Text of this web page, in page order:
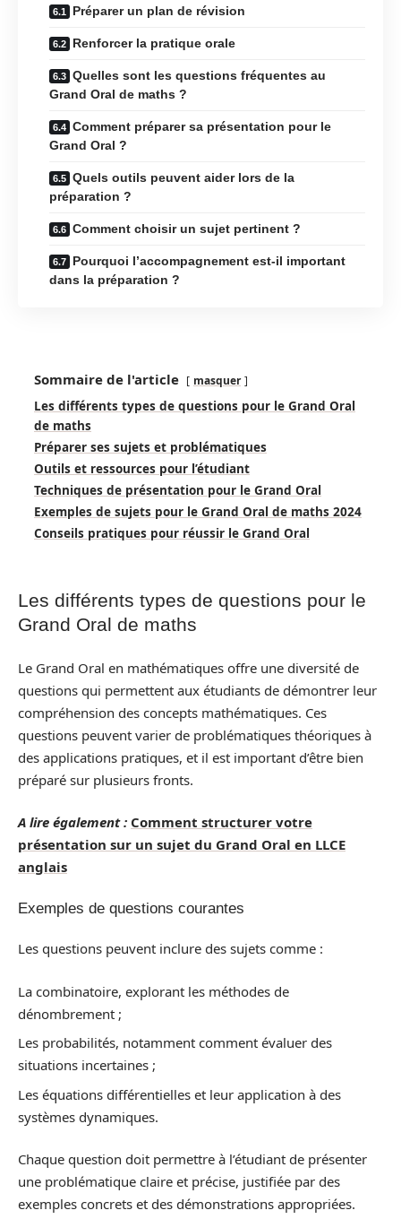
Préparer un plan de révision
Renforcer la pratique orale
Quelles sont les questions fréquentes au
Grand Oral de maths ?
Comment préparer sa présentation pour le
Grand Oral ?
Quels outils peuvent aider lors de la
préparation ?
Comment choisir un sujet pertinent ?
Pourquoi l’accompagnement est-il important
dans la préparation ?
Sommaire de l'article masquer
Les différents types de questions pour le Grand Oral
de maths
Préparer ses sujets et problématiques
Outils et ressources pour l’étudiant
Techniques de présentation pour le Grand Oral
Exemples de sujets pour le Grand Oral de maths 2024
Conseils pratiques pour réussir le Grand Oral
Les différents types de questions pour le
Grand Oral de maths
Le Grand Oral en mathématiques offre une diversité de
questions qui permettent aux étudiants de démontrer leur
compréhension des concepts mathématiques. Ces
questions peuvent varier de problématiques théoriques à
des applications pratiques, et il est important d’être bien
préparé sur plusieurs fronts.
A lire également : Comment structurer votre
présentation sur un sujet du Grand Oral en LLCE
anglais
Exemples de questions courantes
Les questions peuvent inclure des sujets comme :
La combinatoire, explorant les méthodes de
dénombrement ;
Les probabilités, notamment comment évaluer des
situations incertaines ;
Les équations différentielles et leur application à des
systèmes dynamiques.
Chaque question doit permettre à l’étudiant de présenter
une problématique claire et précise, justifiée par des
exemples concrets et des démonstrations appropriées.